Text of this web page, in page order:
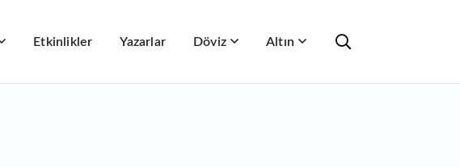
Etkinlikler Yazarlar Döviz Altın